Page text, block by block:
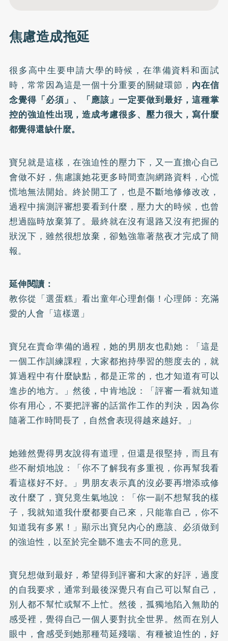
焦慮造成拖延
很多高中生要申請大學的時候，在準備資料和面試
時，常常因為這是一個十分重要的關鍵環節， 內在信
念覺得「必須」、「應該」一定要做到最好，這種掌
控的強迫性出現，造成考慮很多、壓力很大，寫什麼
都覺得還缺什麼。
寶兒就是這樣，在強迫性的壓力下，又一直擔心自己
會做不好，焦慮讓她花更多時間查詢網路資料，心慌
慌地無法開始。終於開工了，也是不斷地修修改改，
過程中揣測評審想要看到什麼，壓力大的時候，也曾
想過臨時放棄算了。最終就在沒有退路又沒有把握的
狀況下，雖然很想放棄，卻勉強靠著熬夜才完成了簡
報。
延伸閱讀：
教你從「選蛋糕」看出童年心理創傷！心理師：充滿
愛的人會「這樣選」
寶兒在賣命準備的過程，她的男朋友也勸她：「這是
一個工作訓練課程，大家都抱持學習的態度去的，就
算過程中有什麼缺點，都是正常的，也才知道有可以
進步的地方。」然後，中肯地說：「評審一看就知道
你有用心，不要把評審的話當作工作的判決，因為你
隨著工作時間長了，自然會表現得越來越好。」
她雖然覺得男友說得有道理，但還是很堅持，而且有
些不耐煩地說：「你不了解我有多重視，你再幫我看
看這樣好不好。」男朋友表示真的沒必要再增添或修
改什麼了，寶兒竟生氣地說：「你一副不想幫我的樣
子，我就知道我什麼都要自己來，只能靠自己，你不
知道我有多累！」顯示出寶兒內心的應該、必須做到
的強迫性，以至於完全聽不進去不同的意見。
寶兒想做到最好，希望得到評審和大家的好評，過度
的自我要求，通常到最後深覺只有自己可以幫自己，
別人都不幫忙或幫不上忙。然後，孤獨地陷入無助的
感受裡，覺得自己一個人要對抗全世界。然而在別人
眼中，會感受到她那種苟延殘喘、有種被迫性的，好